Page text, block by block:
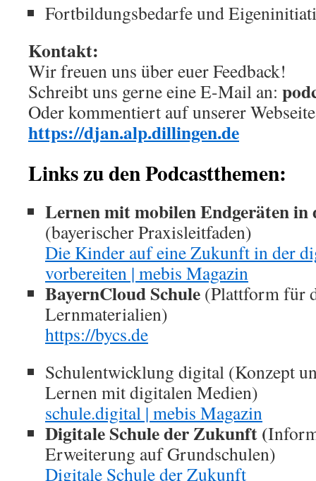
Fortbildungsbedarfe und
Kontakt:
Wir freuen uns über euer Feedback!
Schreibt uns gerne eine E-Mail an:
Oder kommentiert auf unserer
https://djan.alp.dillingen.de
Links zu den Podcastthemen:
Lernen mit mobilen Endgeräten in
(bayerischer Praxisleitfaden)
Die Kinder auf eine Zukunft in der
vorbereiten | mebis Magazin
BayernCloud Schule (Plattform für
Lernmaterialien)
https://bycs.de
Schulentwicklung digital (Konzept
Lernen mit digitalen Medien)
schule.digital | mebis Magazin
Digitale Schule der Zukunft (
Erweiterung auf Grundschulen)
Digitale Schule der Zukunft